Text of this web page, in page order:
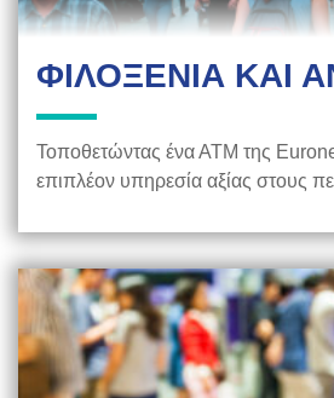
ΦΙΛΟΞΕΝΙΑ ΚΑΙ
Τοποθετώντας ένα ΑΤΜ της
επιπλέον υπηρεσία αξίας στους